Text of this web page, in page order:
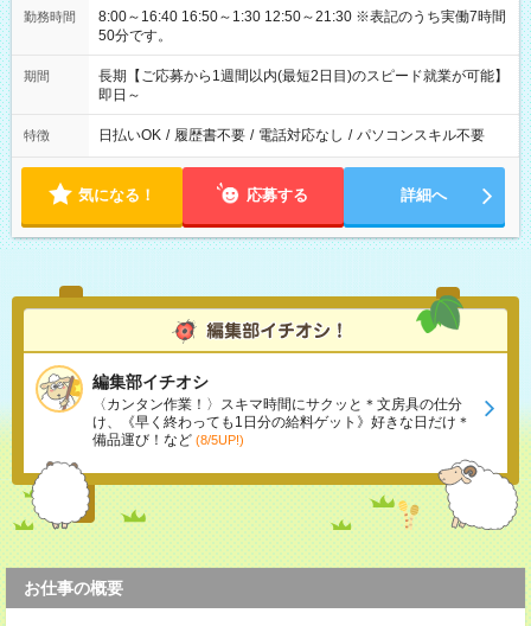
勤務時間
8:00～16:40 16:50～1:30 12:50～21:30 ※表記のうち実働7時間
50分です。
期間
長期【ご応募から1週間以内(最短2日目)のスピード就業が可能】
即日～
特徴 日払いOK / 履歴書不要 / 電話対応なし / パソコンスキル不要
気になる！ 応募する 詳細へ
編集部イチオシ
〈カンタン作業！〉スキマ時間にサクッと＊文房具の仕分
け、《早く終わっても1日分の給料ゲット》好きな日だけ＊
備品運び！など (8/5UP!)
お仕事の概要